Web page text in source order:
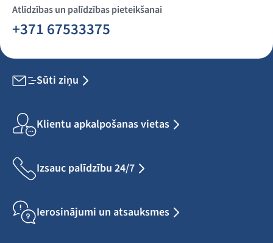
Atlīdzības un palīdzības pieteikšanai
+371 67533375
Sūti ziņu
Klientu apkalpošanas vietas
Izsauc palīdzību 24/7
Ierosinājumi un atsauksmes